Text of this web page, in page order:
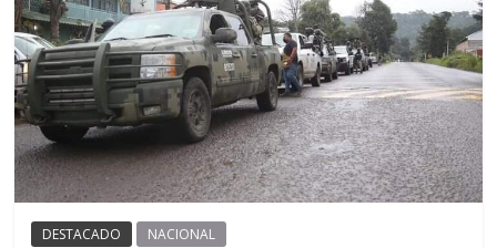
DESTACADO NACIONAL